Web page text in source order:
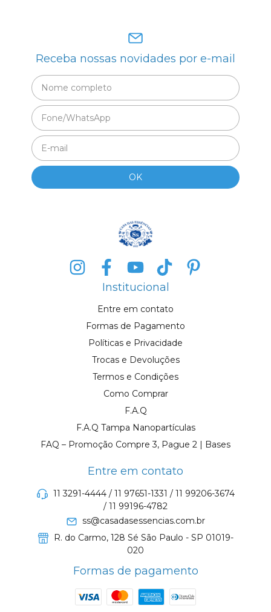
Receba nossas novidades por e-mail
Institucional
Entre em contato
Formas de Pagamento
Políticas e Privacidade
Trocas e Devoluções
Termos e Condições
Como Comprar
F.A.Q
F.A.Q Tampa Nanopartículas
FAQ – Promoção Compre 3, Pague 2 | Bases
Entre em contato
11 3291-4444 / 11 97651-1331 / 11 99206-3674
/ 11 99196-4782
ss@casadasessencias.com.br
R. do Carmo, 128 Sé São Paulo - SP 01019-
020
Formas de pagamento